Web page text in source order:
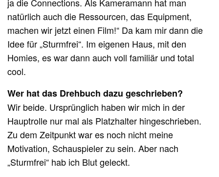
natürlich auch die Ressourcen, das Equipment,
machen wir jetzt einen Film!“ Da kam mir dann die
Idee für „Sturmfrei“. Im eigenen Haus, mit den
Homies, es war dann auch voll familiär und total
cool.
Wer hat das Drehbuch dazu geschrieben?
Wir beide. Ursprünglich haben wir mich in der
Hauptrolle nur mal als Platzhalter hingeschrieben.
Zu dem Zeitpunkt war es noch nicht meine
Motivation, Schauspieler zu sein. Aber nach
„Sturmfrei“ hab ich Blut geleckt.